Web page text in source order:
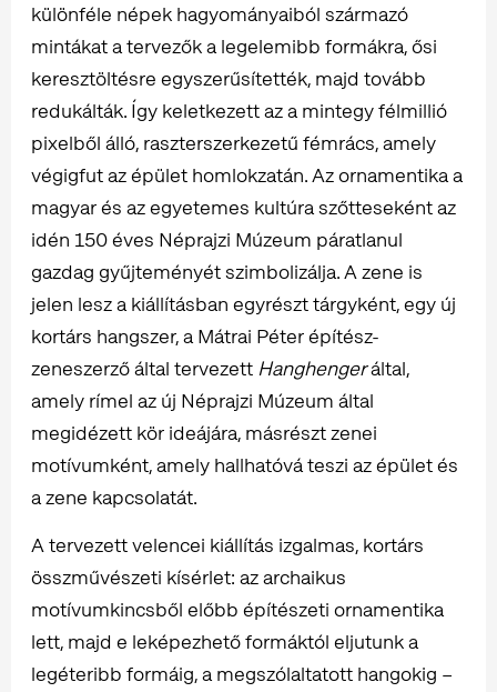
különféle népek hagyományaiból származó
mintákat a tervezők a legelemibb formákra, ősi
keresztöltésre egyszerűsítették, majd tovább
redukálták. Így keletkezett az a mintegy félmillió
pixelből álló, raszterszerkezetű fémrács, amely
végigfut az épület homlokzatán. Az ornamentika a
magyar és az egyetemes kultúra szőtteseként az
idén 150 éves Néprajzi Múzeum páratlanul
gazdag gyűjteményét szimbolizálja. A zene is
jelen lesz a kiállításban egyrészt tárgyként, egy új
kortárs hangszer, a Mátrai Péter építész-
zeneszerző által tervezett Hanghengeráltal,
amely rímel az új Néprajzi Múzeum által
megidézett kör ideájára, másrészt zenei
motívumként, amely hallhatóvá teszi az épület és
a zene kapcsolatát.
A tervezett velencei kiállítás izgalmas, kortárs
összművészeti kísérlet: az archaikus
motívumkincsből előbb építészeti ornamentika
lett, majd e leképezhető formáktól eljutunk a
legéteribb formáig, a megszólaltatott hangokig –